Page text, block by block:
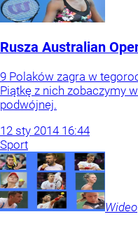
Rusza Australian
9 Polaków zagra w
Piątkę z nich zobaczymy
podwójnej.
12 sty 2014 16:44
Sport
Wideo